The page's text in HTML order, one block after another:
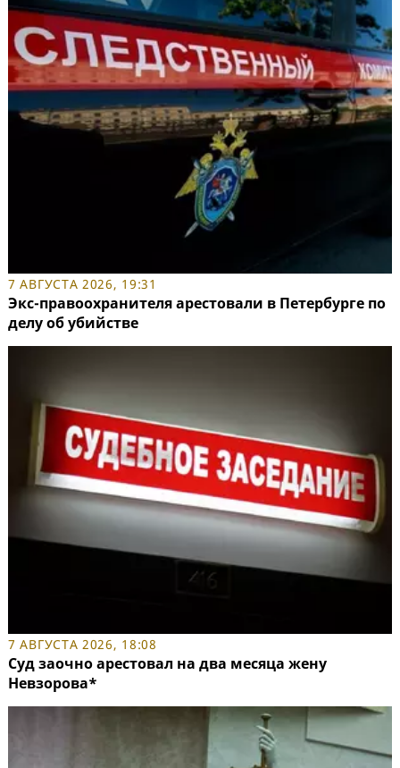
7 АВГУСТА 2026, 19:31
Экс-правоохранителя арестовали в Петербурге по
делу об убийстве
7 АВГУСТА 2026, 18:08
Суд заочно арестовал на два месяца жену
Невзорова*